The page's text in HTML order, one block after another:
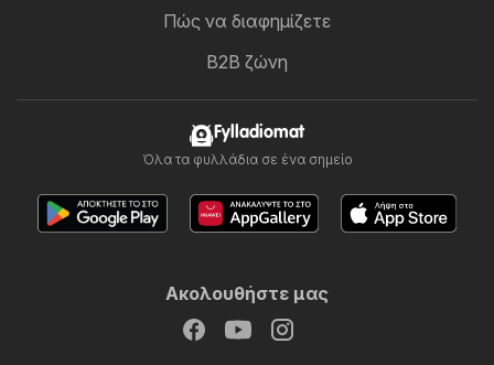
Πώς να διαφημίζετε
B2B ζώνη
Fylladiomat
Όλα τα φυλλάδια σε ένα σημείο
Ακολουθήστε μας